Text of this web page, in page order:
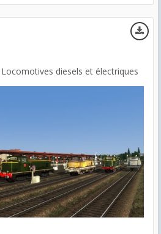
Locomotives diesels et électriques